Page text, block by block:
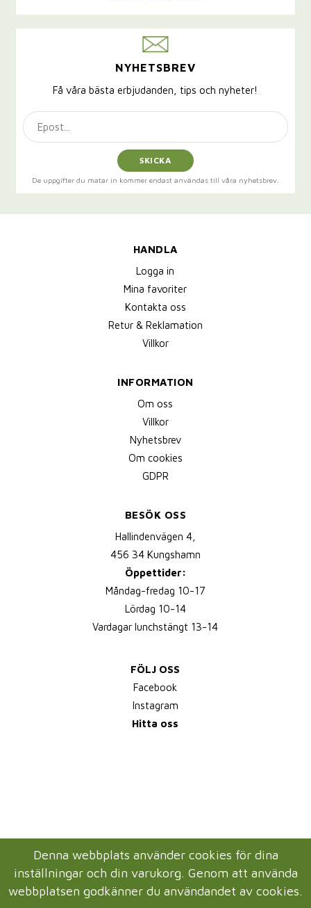
NYHETSBREV
Få våra bästa erbjudanden, tips och nyheter!
SKICKA
De uppgifter du matar in kommer endast användas till våra nyhetsbrev.
HANDLA
Logga in
Mina favoriter
Kontakta oss
Retur & Reklamation
Villkor
INFORMATION
Om oss
Villkor
Nyhetsbrev
Om cookies
GDPR
BESÖK OSS
Hallindenvägen 4,
456 34 Kungshamn
Öppettider:
Måndag-fredag 10-17
Lördag 10-14
Vardagar lunchstängt 13-14
FÖLJ OSS
Facebook
Instagram
Hitta oss
Denna webbplats använder cookies för dina
inställningar och din varukorg. Genom att använda
webbplatsen godkänner du användandet av cookies.